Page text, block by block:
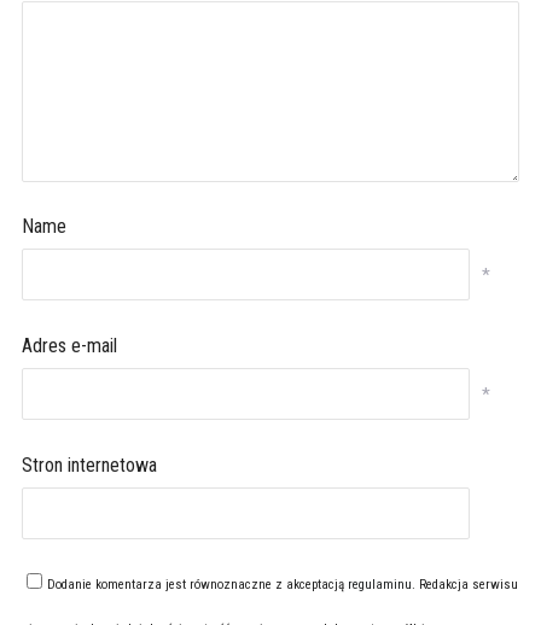
Name
*
Adres e-mail
*
Stron internetowa
Dodanie komentarza jest równoznaczne z akceptacją regulaminu. Redakcja serwisu